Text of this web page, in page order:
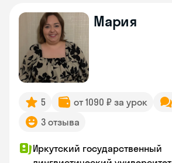
Мария
5 от 1090 ₽ за урок
3 отзыва
Иркутский государственный